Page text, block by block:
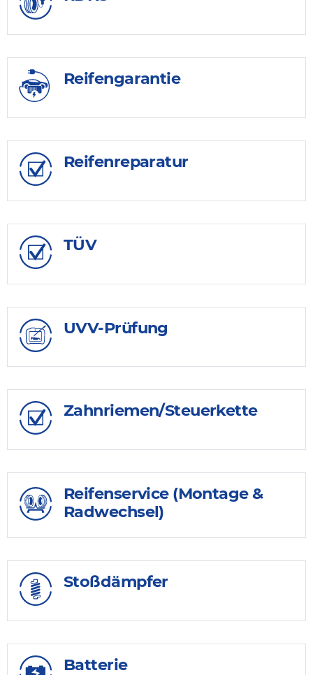
Reifengarantie
Reifenreparatur
TÜV
UVV-Prüfung
Zahnriemen/Steuerkette
Reifenservice (Montage &
Radwechsel)
Stoßdämpfer
Batterie